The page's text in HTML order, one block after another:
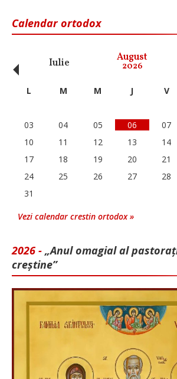
Calendar ortodox
Iulie August
2026
‹ L M M J V
03
04 05 06 07
10
11 12 13 14
17
18 19 20 21
24
25 26 27 28
31
Vezi calendar crestin ortodox »
2026 - „Anul omagial al
creștine”